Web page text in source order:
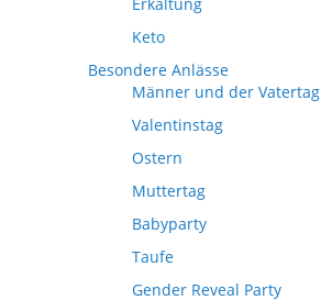
Erkältung
Keto
Besondere Anlässe
Männer und der Vatertag
Valentinstag
Ostern
Muttertag
Babyparty
Taufe
Gender Reveal Party